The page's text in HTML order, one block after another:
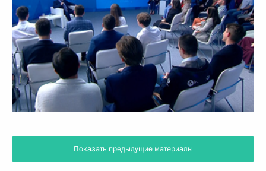
Показать предыдущие материалы